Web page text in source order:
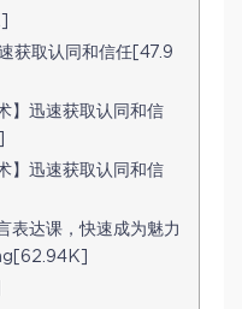
获取认同和信任[47.9
】迅速获取认同和信
】迅速获取认同和信
表达课，快速成为魅力